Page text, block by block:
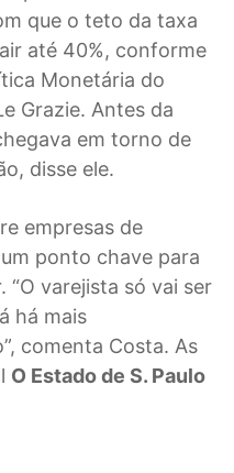
que o teto da taxa
até 40%, conforme
Monetária do
Grazie. Antes da
em torno de
disse ele.
empresas de
ponto chave para
“O varejista só vai ser
há mais
comenta Costa. As
O Estado de S. Paulo